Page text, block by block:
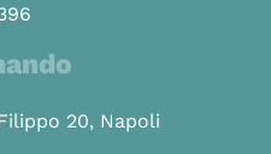
20, Napoli